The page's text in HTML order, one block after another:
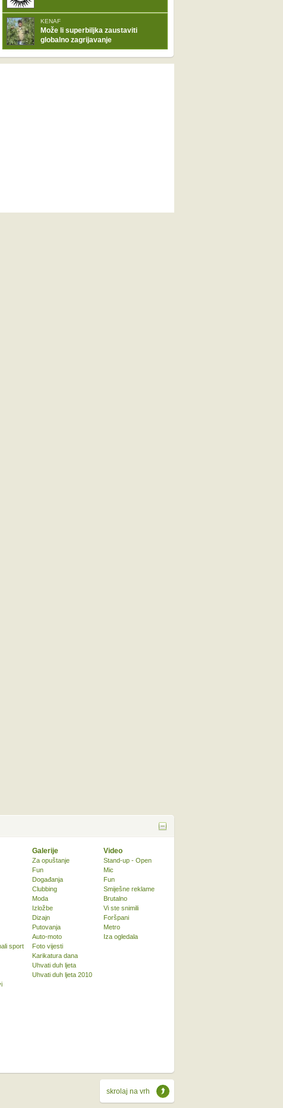
KENAF
Može li superbiljka zaustaviti
globalno zagrijavanje
sport
Galerije
Za opuštanje
Fun
Događanja
Clubbing
Moda
Izložbe
Dizajn
Putovanja
Auto-moto
Foto vijesti
Karikatura dana
Uhvati duh ljeta
Uhvati duh ljeta 2010
Video
Stand-up - Open
Mic
Fun
Smiješne reklame
Brutalno
Vi ste snimili
Foršpani
Metro
Iza ogledala
skrolaj na vrh